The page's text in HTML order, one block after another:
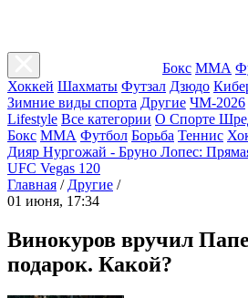
Бокс ММА
Хоккей Шахматы Футзал Дзюдо
Зимние виды спорта Другие ЧМ-2026
Lifestyle Все категории О Спорте
Бокс ММА Футбол Борьба Теннис
Дияр Нургожай - Бруно Лопес:
UFC Vegas 120
Главная / Другие /
01 июня, 17:34
Винокуров вручил
подарок. Какой?